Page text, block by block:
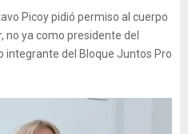
Picoy pidió permiso al cuerpo
no ya como presidente del
integrante del Bloque Juntos Pro